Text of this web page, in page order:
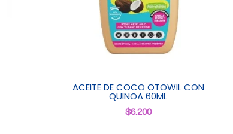
ACEITE DE COCO OTOWIL CON
QUINOA 60ML
$6.200